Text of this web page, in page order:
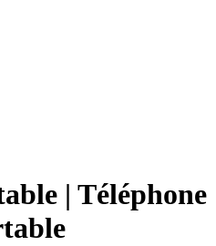
| Téléphone